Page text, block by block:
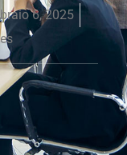
6, 2025